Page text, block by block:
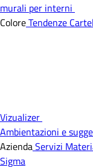
murali per interni
ColoreTendenze
Vizualizer
Ambientazioni e
AziendaServizi
Sigma